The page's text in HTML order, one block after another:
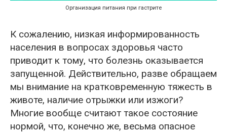
Организация питания при гастрите
К сожалению, низкая информированность
населения в вопросах здоровья часто
приводит к тому, что болезнь оказывается
запущенной. Действительно, разве обращаем
мы внимание на кратковременную тяжесть в
животе, наличие отрыжки или изжоги?
Многие вообще считают такое состояние
нормой, что, конечно же, весьма опасное